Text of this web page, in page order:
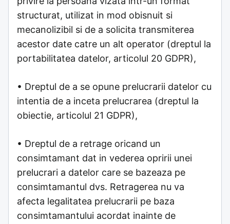
structurat, utilizat in mod obisnuit si
mecanolizibil si de a solicita transmiterea
acestor date catre un alt operator (dreptul la
portabilitatea datelor, articolul 20 GDPR),
• Dreptul de a se opune prelucrarii datelor cu
intentia de a inceta prelucrarea (dreptul la
obiectie, articolul 21 GDPR),
• Dreptul de a retrage oricand un
consimtamant dat in vederea opririi unei
prelucrari a datelor care se bazeaza pe
consimtamantul dvs. Retragerea nu va
afecta legalitatea prelucrarii pe baza
consimtamantului acordat inainte de